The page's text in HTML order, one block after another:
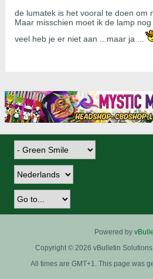
de lumatek is het vooral te doen om
Maar misschien moet ik de lamp nog
veel heb je er niet aan ...maar ja ...
Powered by
Copyright © 2026 vBulletin
All times are GMT+1. This page was